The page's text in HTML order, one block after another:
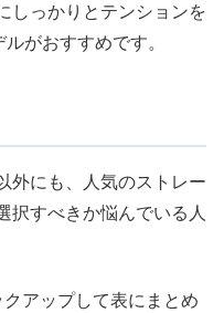
しっかりとテンションを
がおすすめです。
外にも、人気のストレー
択すべきか悩んでいる人
アップして表にまとめ